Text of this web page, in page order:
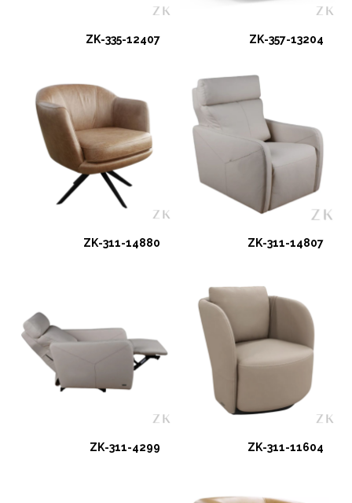
ZK-335-12407 ZK-357-13204
ZK-311-14880 ZK-311-14807
ZK-311-4299 ZK-311-11604